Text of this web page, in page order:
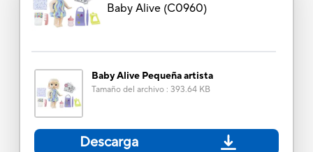
Baby Alive(C0960)
Baby Alive Pequeña artista
Tamaño del archivo: 393.64 KB
Descarga